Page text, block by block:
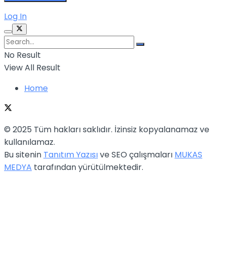
Log In
No Result
View All Result
Home
© 2025 Tüm hakları saklıdır. İzinsiz kopyalanamaz ve
kullanılamaz.
Bu sitenin Tanıtım Yazısıve SEO çalışmaları MUKAS
MEDYA tarafından yürütülmektedir.